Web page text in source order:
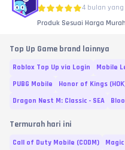
4 bulan
Produk Sesuai Harga
Top Up Game brand lainnya
Roblox Top Up via Login Mobile
PUBG Mobile
Honor of Kings
Dragon Nest M: Classic - SEA
Termurah hari ini
Call of Duty Mobile (CODM)